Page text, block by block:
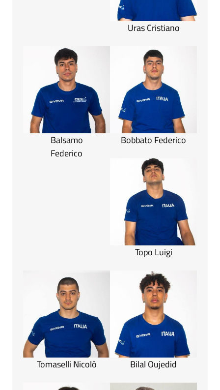
Uras Cristiano
Balsamo
Federico
Bobbato Federico
Topo Luigi
Tomaselli Nicolò Bilal Oujedid